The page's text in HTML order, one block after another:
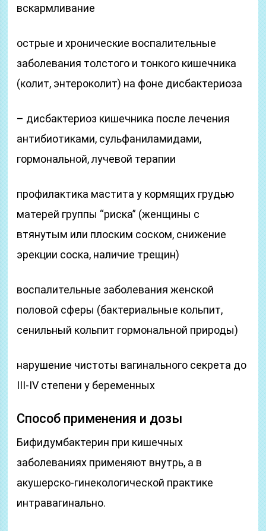
вскармливание
острые и хронические воспалительные
заболевания толстого и тонкого кишечника
(колит, энтероколит) на фоне дисбактериоза
– дисбактериоз кишечника после лечения
антибиотиками, сульфаниламидами,
гормональной, лучевой терапии
профилактика мастита у кормящих грудью
матерей группы “риска” (женщины с
втянутым или плоским соском, снижение
эрекции соска, наличие трещин)
воспалительные заболевания женской
половой сферы (бактериальные кольпит,
сенильный кольпит гормональной природы)
нарушение чистоты вагинального секрета до
III-IV степени у беременных
Способ применения и дозы
Бифидумбактерин при кишечных
заболеваниях применяют внутрь, а в
акушерско-гинекологической практике
интравагинально.